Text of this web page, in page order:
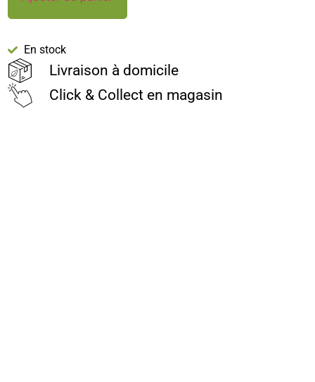
En stock
Livraison à domicile
Click & Collect en magasin